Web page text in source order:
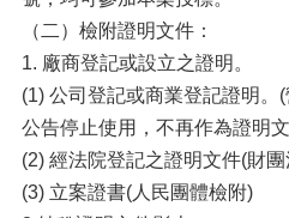
（二）檢附證明文件：
1. 廠商登記或設立之證明。
(1) 公司登記或商業登記證明。
公告停止使用，不再作為證明
(2) 經法院登記之證明文件(財
(3) 立案證書(人民團體檢附)